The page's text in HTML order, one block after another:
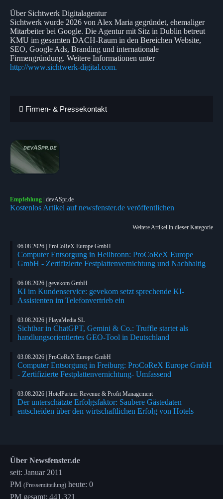
Über Sichtwerk Digitalagentur
Sichtwerk wurde 2026 von Alex Maria gegründet, ehemaliger
Mitarbeiter bei Google. Die Agentur mit Sitz in Dublin betreut
KMU im gesamten DACH-Raum in den Bereichen Website,
SEO, Google Ads, Branding und internationale
Firmengründung. Weitere Informationen unter
http://www.sichtwerk-digital.com.
Firmen- & Pressekontakt
Empfehlung | devASpr.de
Kostenlos Artikel auf newsfenster.de veröffentlichen
Weitere Artikel in dieser Kategorie
06.08.2026 | ProCoReX Europe GmbH
Computer Entsorgung in Heilbronn: ProCoReX Europe
GmbH - Zertifizierte Festplattenvernichtung und Nachhaltig
06.08.2026 | gevekom GmbH
KI im Kundenservice: gevekom setzt sprechende KI-
Assistenten im Telefonvertrieb ein
03.08.2026 | PlayaMedia SL
Sichtbar in ChatGPT, Gemini & Co.: Truffle startet als
handlungsorientiertes GEO-Tool in Deutschland
03.08.2026 | ProCoReX Europe GmbH
Computer Entsorgung in Freiburg: ProCoReX Europe GmbH
- Zertifizierte Festplattenvernichtung- Umfassend
03.08.2026 | HotelPartner Revenue & Profit Management
Der unterschätzte Erfolgsfaktor: Saubere Gästedaten
entscheiden über den wirtschaftlichen Erfolg von Hotels
Über Newsfenster.de
seit: Januar 2011
PM (Pressemitteilung) heute: 0
PM gesamt: 441.321